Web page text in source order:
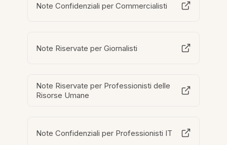
Note Confidenziali per Commercialisti
Note Riservate per Giornalisti
Note Riservate per Professionisti delle
Risorse Umane
Note Confidenziali per Professionisti IT